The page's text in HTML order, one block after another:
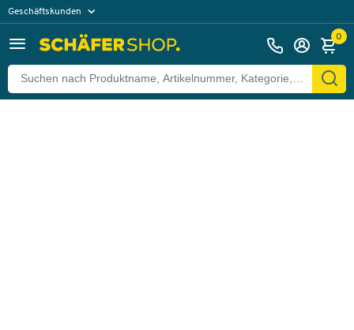
Geschäftskunden
0
Zurück